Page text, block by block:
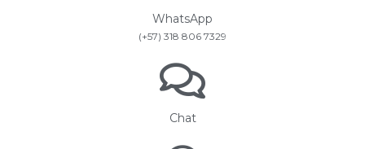
WhatsApp
(+57) 318 806 7329
Chat